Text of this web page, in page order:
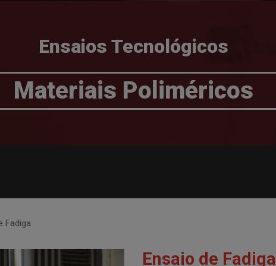
Ensaios Tecnológicos
Materiais Poliméricos
Fadiga
Ensaio de Fadiga